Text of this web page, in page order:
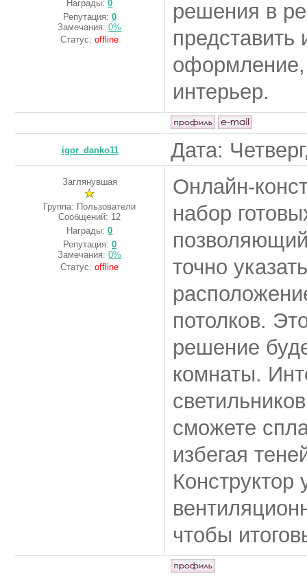
Награды:0
Репутация: 0
Замечания:0%
Статус:offline
решения в
представить
оформление,
интерьер.
igor_danko11 Дата:
Заглянувшая
Группа: Пользователи
Сообщений: 12
Награды:0
Репутация: 0
Замечания:0%
Статус:offline
Онлайн-
набор
точно
потолков.
решение
комнаты.
сможете
избегая
чтобы